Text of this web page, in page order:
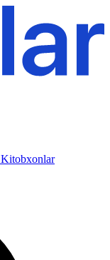
Kitobxonlar